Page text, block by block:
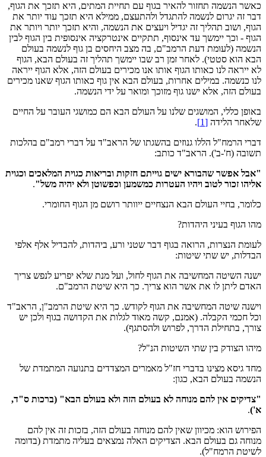
כאשר הנשמה תחזור להאיר בגוף עם תחיית המתים, היא תזכך את הגוף,
דבר זה יגרום לנשמה להתגדל ולהתעצם, ממילא היא תזכך עוד יותר את
הגוף, ושוב תהליך זה יגדיל ויעצים את הנשמה, והיא תזכך יותר ויותר את
הגוף - וכך יימשך עד אינסוף, תתקיים אינטרקציה אינסופית בין הגוף לבין
הנשמה (לעומת דעת הרמב"ם, בה מצב היחסים בן גוף לנשמה בעולם
הבא הוא סטטי). לאחר זמן רב שבו יימשך תהליך זה בעולם הבא, הגוף
לא ייראה לנו כאותו הגוף אותו אנו מכירים בעולם הזה, אלא הגוף ייראה
לנו כנשמה. במילים אחרות, בעולם הבא אין גוף כאותו הגוף שאנו מכירים
בעולם הזה, אלא ישנו גוף מזוכך ומואר על ידי הנשמה.
באופן כללי, המושגים שלנו על העולם הבא הם כמושגי העובר על החיים
שלאחר הלידה [1]
.
דברי הרמח"ל הללו גנוזים בהשגתו של הראב"ד על דברי רמב"ם בהלכות
תשובה (ח'-ב'). הראב"ד כותב:
"אבל אפשר שהבורא ישים גוייתם חזקות ובריאות כגוית המלאכים וכגוית
אליהו זכור לטוב ויהיו העטרות כמשמען וכפשוטן ולא יהיה משל".
כלומר, בחיי העולם הבא הנצחיים ייוותר רושם מן הגוף החומרי.
מהו הגוף בעיני היהדות?
לעומת הנצרות, הרואה בגוף דבר שטני ורע, ביהדות, להבדיל אלף אלפי
הבדלות, יש שתי שיטות:
ישנה השיטה המחשיבה את הגוף לחול, ועל מנת שלא יפריע לנפש צריך
האדם ליתן לו את אשר הוא צריך. כך היא שיטת הרמב"ם.
וישנה שיטה המחשיבה את הגוף לקודש. כך היא שיטת הרמב"ן, הראב"ד
וכל חכמי הקבלה. (אמנם, קשה מאוד לגלות את הקדושה בגוף ולכן יש
צורך, בתחילת הדרך, לפרוש ולהסתגף).
מיהו הצודק בין שתי השיטות הנ"ל?
מחד גיסא מצינו בדברי חז"ל מאמרים המצדדים בתנועה המתמדת של
הנשמה בעולם הבא, כגון:
"צדיקים אין להם מנוחה לא בעולם הזה ולא בעולם הבא" (ברכות ס"ד,
א').
הפירוש הוא: מכיוון שאין להם מנוחה בעולם הזה, בזכות זה אין להם
מנוחה גם בעולם הבא. הצדיקים האלה נמצאים בעליה מתמדת (בדומה
לשיטת הרמח"ל).